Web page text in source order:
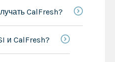
CalFresh?
и CalFresh?